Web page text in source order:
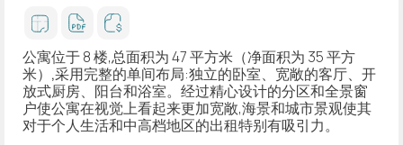
公寓位于 8 楼,总面积为 47 平方米（净面积为 35 平方
米） ,采用完整的单间布局:独立的卧室、宽敞的客厅、开
放式厨房、阳台和浴室。经过精心设计的分区和全景窗
户使公寓在视觉上看起来更加宽敞,海景和城市景观使其
对于个人生活和中高档地区的出租特别有吸引力。